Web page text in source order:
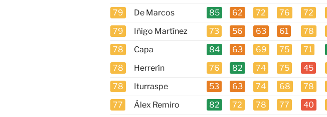
79
De Marcos 85 62 72 76 72
79
Iñigo Martínez 73 56 63 61 78
78
Capa 84 63 69 75 71
78
Herrerín 76 82 74 75 45
78
Iturraspe 53 63 74 68 78
77
Álex Remiro 82 72 78 77 40